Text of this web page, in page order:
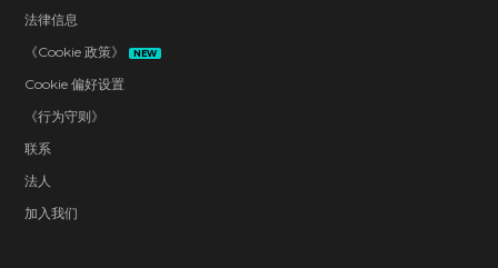
法律信息
《Cookie 政策》
NEW
Cookie 偏好设置
《行为守则》
联系
法人
加入我们